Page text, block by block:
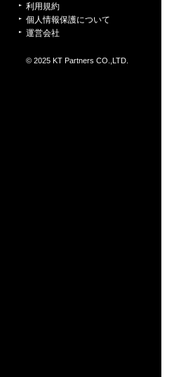
利用規約
個人情報保護について
運営会社
© 2025 KT Partners CO.,LTD.